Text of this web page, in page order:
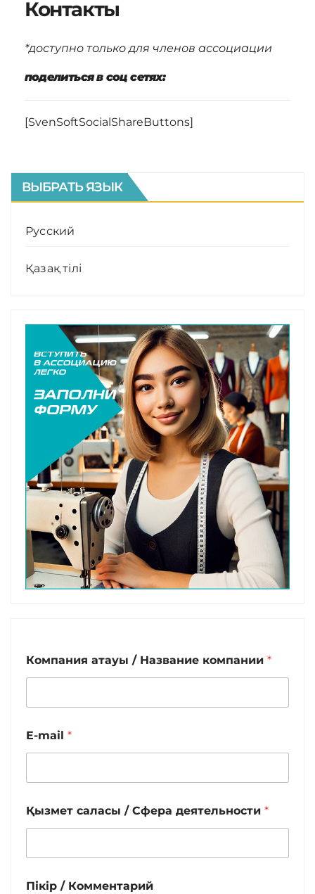
Контакты
*доступно только для членов ассоциации
поделиться в соц сетях:
[SvenSoftSocialShareButtons]
ВЫБРАТЬ ЯЗЫК
Русский
Қазақ тілі
Компания атауы / Название компании *
E-mail *
Қызмет саласы / Сфера деятельности *
Пікір / Комментарий